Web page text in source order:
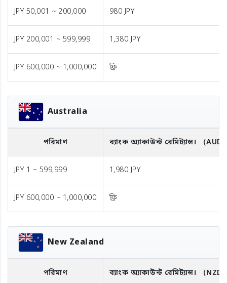
JPY 50,001 ~ 200,000 980 JPY
JPY 200,001 ~ 599,999 1,380 JPY
JPY 600,000 ~ 1,000,000 ফ্রি
Australia
পরিমাণ ব্যাংক অ্যাকাউন্ট রেমিট্যান্স। （
JPY 1 ~ 599,999 1,980 JPY
JPY 600,000 ~ 1,000,000 ফ্রি
New Zealand
পরিমাণ ব্যাংক অ্যাকাউন্ট রেমিট্যান্স। （